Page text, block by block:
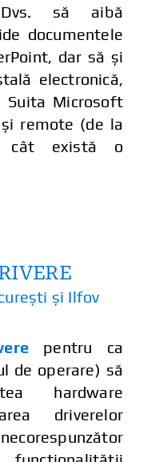
să aibă
documentele
dar să și
electronică,
Suita Microsoft
remote (de la
cât există o
și Ilfov
pentru ca
de operare) să
hardware
driverelor